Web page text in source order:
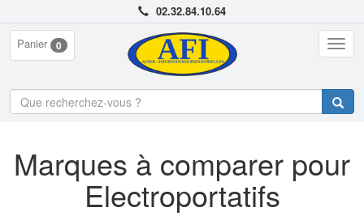
02.32.84.10.64
Panier 0
Marques à comparer pour
Electroportatifs